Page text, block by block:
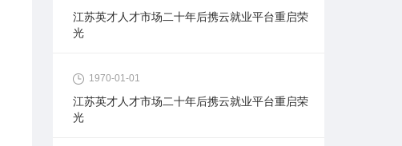
江苏英才人才市场二十年后携云就业平台重启荣
光
1970-01-01
江苏英才人才市场二十年后携云就业平台重启荣
光